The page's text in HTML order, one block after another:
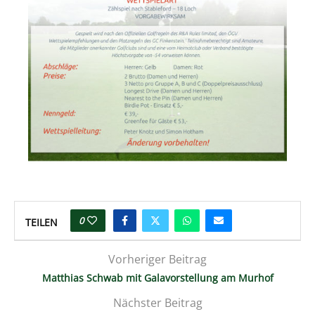
TEILEN 0
Vorheriger Beitrag
Matthias Schwab mit Galavorstellung am Murhof
Nächster Beitrag